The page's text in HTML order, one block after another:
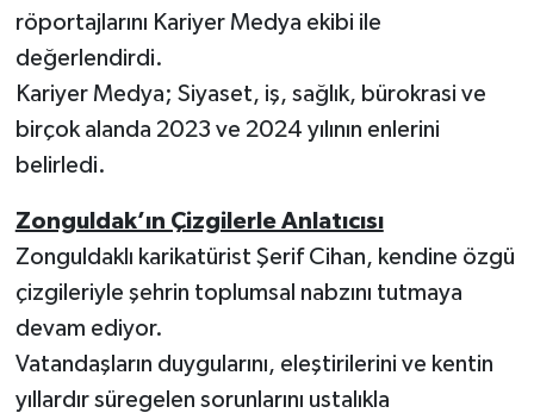
röportajlarını Kariyer Medya ekibi ile
değerlendirdi.
Kariyer Medya; Siyaset, iş, sağlık, bürokrasi ve
birçok alanda 2023 ve 2024 yılının enlerini
belirledi.
Zonguldak’ın Çizgilerle Anlatıcısı
Zonguldaklı karikatürist Şerif Cihan, kendine özgü
çizgileriyle şehrin toplumsal nabzını tutmaya
devam ediyor.
Vatandaşların duygularını, eleştirilerini ve kentin
yıllardır süregelen sorunlarını ustalıkla